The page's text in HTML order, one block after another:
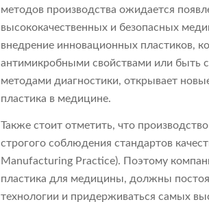
методов производства ожидается
высококачественных и безопасных
внедрение инновационных пластиков,
антимикробными свойствами или быть
методами диагностики, открывает
пластика в медицине.
Также стоит отметить, что
строгого соблюдения стандартов
Manufacturing Practice). Поэтому
пластика для медицины, должны
технологии и придерживаться самых